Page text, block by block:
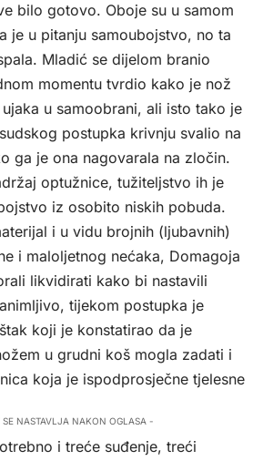
bilo gotovo. Oboje su u samom
je u pitanju samoubojstvo, no ta
Mladić se dijelom branio
momentu tvrdio kako je nož
u samoobrani, ali isto tako je
postupka krivnju svalio na
ga je ona nagovarala na zločin.
optužnice, tužiteljstvo ih je
iz osobito niskih pobuda.
i u vidu brojnih (ljubavnih)
i maloljetnog nećaka, Domagoja
likvidirati kako bi nastavili
tijekom postupka je
koji je konstatirao da je
u grudni koš mogla zadati i
koja je ispodprosječne tjelesne
SE NASTAVLJA NAKON OGLASA -
i treće suđenje, treći